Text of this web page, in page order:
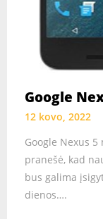
Google
12 kovo, 2022
Google Nexus
pranešė, kad
bus galima
dienos….